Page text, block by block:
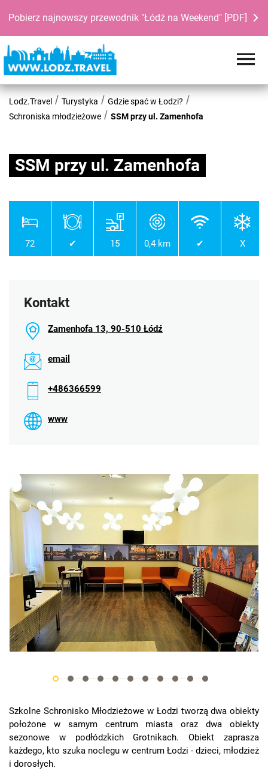
Pobierz najnowszy przewodnik "Łódź na Weekend" [PDF]
Lodz.Travel Turystyka
Gdzie spać w Łodzi?
Schroniska młodzieżowe
SSM przy ul. Zamenhofa
SSM przy ul. Zamenhofa
72 ✔ 15 0,4 km ✔ X
Kontakt
Zamenhofa 13, 90-510 Łódź
email
+486366599
www
Szkolne Schronisko Młodzieżowe w Łodzi tworzą dwa obiekty
położone w samym centrum miasta oraz dwa obiekty
sezonowe w podłódzkich Grotnikach. Obiekt zaprasza
każdego, kto szuka noclegu w centrum Łodzi - dzieci, młodzież
i dorosłych.